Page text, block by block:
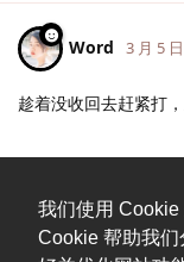
我们使用
Cookie 帮助我
Word 3 月 5 日
趁着没收回去赶紧打